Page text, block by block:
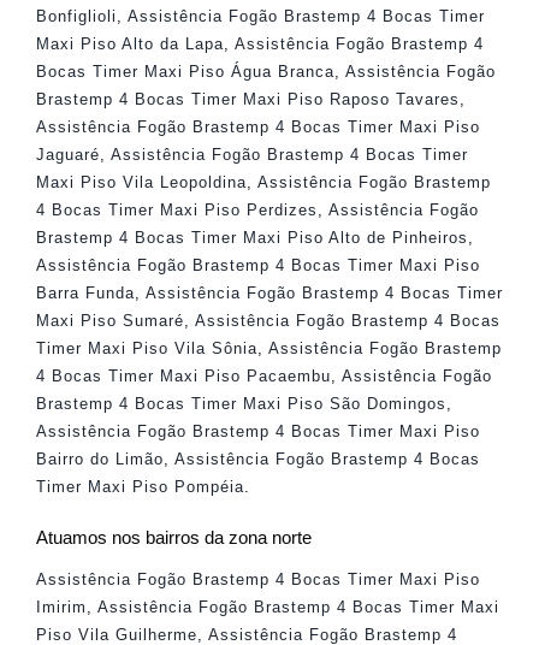
Bonfiglioli , Assistência Fogão Brastemp 4 Bocas Timer
Maxi Piso Alto da Lapa, Assistência Fogão Brastemp 4
Bocas Timer Maxi Piso Água Branca, Assistência Fogão
Brastemp 4 Bocas Timer Maxi Piso Raposo Tavares ,
Assistência Fogão Brastemp 4 Bocas Timer Maxi Piso
Jaguaré, Assistência Fogão Brastemp 4 Bocas Timer
Maxi Piso Vila Leopoldina, Assistência Fogão Brastemp
4 Bocas Timer Maxi Piso Perdizes , Assistência Fogão
Brastemp 4 Bocas Timer Maxi Piso Alto de Pinheiros ,
Assistência Fogão Brastemp 4 Bocas Timer Maxi Piso
Barra Funda, Assistência Fogão Brastemp 4 Bocas Timer
Maxi Piso Sumaré, Assistência Fogão Brastemp 4 Bocas
Timer Maxi Piso Vila Sônia, Assistência Fogão Brastemp
4 Bocas Timer Maxi Piso Pacaembu, Assistência Fogão
Brastemp 4 Bocas Timer Maxi Piso São Domingos ,
Assistência Fogão Brastemp 4 Bocas Timer Maxi Piso
Bairro do Limão, Assistência Fogão Brastemp 4 Bocas
Timer Maxi Piso Pompéia.
Atuamos nos bairros da zona norte
Assistência Fogão Brastemp 4 Bocas Timer Maxi Piso
Imirim
Assistência Fogão Brastemp 4 Bocas Timer Maxi
Piso Vila Guilherme
Assistência Fogão Brastemp 4